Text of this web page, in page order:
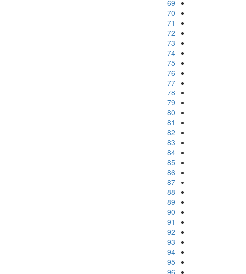
69
70
71
72
73
74
75
76
77
78
79
80
81
82
83
84
85
86
87
88
89
90
91
92
93
94
95
96